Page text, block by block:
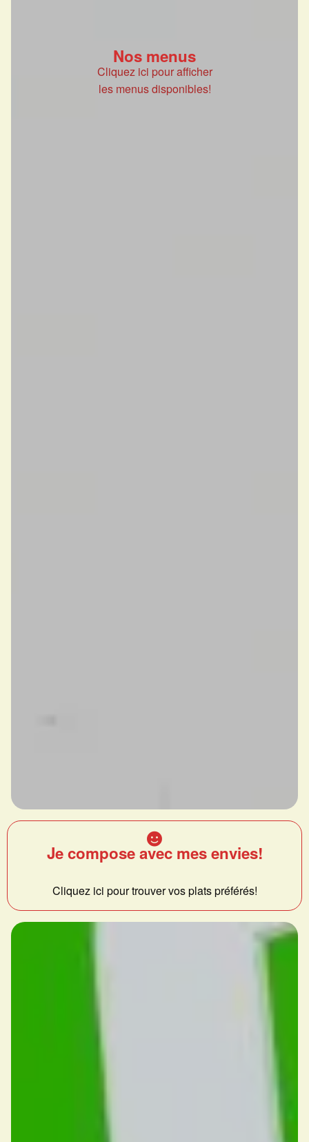
Nos menus
Cliquez ici pour afficher
les menus disponibles!
Je compose avec mes envies!
Cliquez ici pour trouver vos plats préférés!